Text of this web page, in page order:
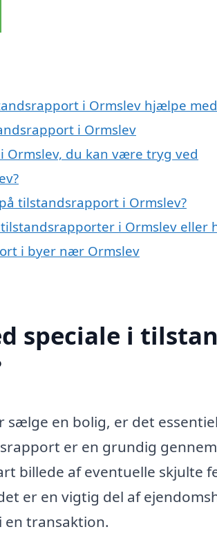
i Ormslev hjælpe
i Ormslev
du kan være tryg ved
tilstandsrapport i Ormslev?
i Ormslev eller
i byer nær Ormslev
speciale i
sælge en bolig, er det
er en grundig
billede af eventuelle skjulte
er en vigtig del af
transaktion.